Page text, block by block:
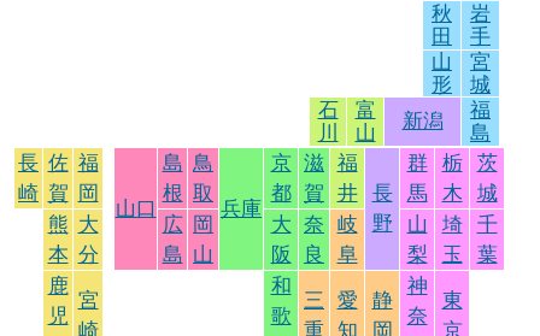
秋
田
岩
手
山
形
宮
城
石
川
富
山
新潟
福
島
長
崎
佐
賀
福
岡
山口
島
根
鳥
取
兵庫
京
都
滋
賀
福
井
長
野
群
馬
栃
木
茨
城
熊
本
大
分
広
島
岡
山
大
阪
奈
良
岐
阜
山
梨
埼
玉
千
葉
鹿
児
宮
崎
和
歌
三
重
愛
知
静
岡
神
奈
東
京